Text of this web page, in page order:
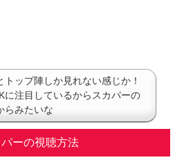
トップ陣しか見れない感じか！
に注目しているからスカパーの
らみたいな
パーの視聴方法